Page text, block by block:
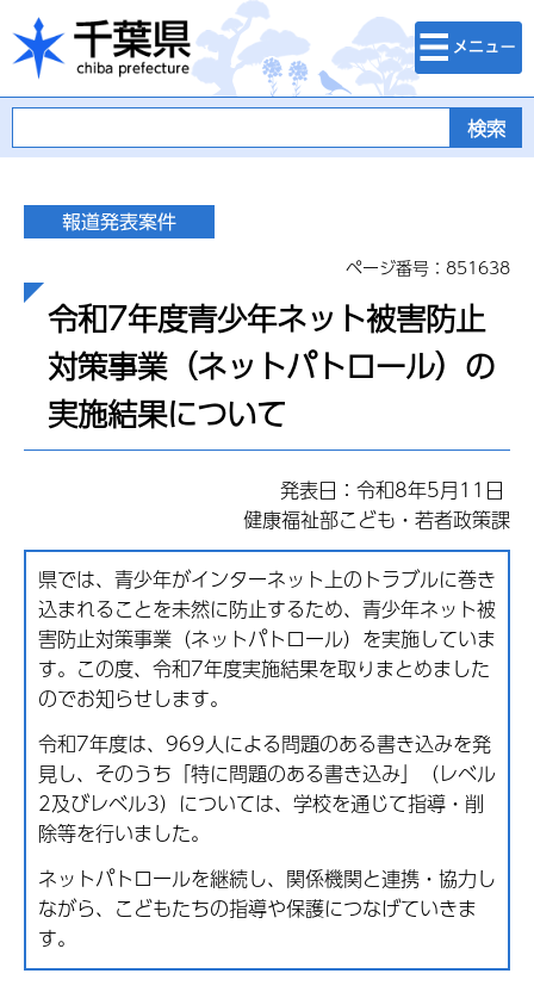
千葉県
検索・メニュ
ー
ページ番号：851638
令和7年度青少年ネット被害防止
対策事業（ネットパトロール）の
実施結果について
発表日：令和8年5月11日
健康福祉部こども・若者政策課
県では、青少年がインターネット上のトラブルに巻き
込まれることを未然に防止するため、青少年ネット被
害防止対策事業（ネットパトロール）を実施していま
す。この度、令和7年度実施結果を取りまとめました
のでお知らせします。
令和7年度は、969人による問題のある書き込みを発
見し、そのうち「特に問題のある書き込み」（レベル
2及びレベル3）については、学校を通じて指導・削
除等を行いました。
ネットパトロールを継続し、関係機関と連携・協力し
ながら、こどもたちの指導や保護につなげていきま
す。